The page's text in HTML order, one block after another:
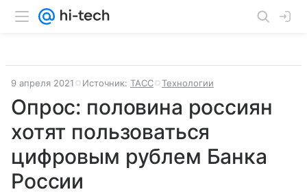
9 апреля 2021 Источник: ТАСС Технологии
Опрос: половина россиян
хотят пользоваться
цифровым рублем Банка
России